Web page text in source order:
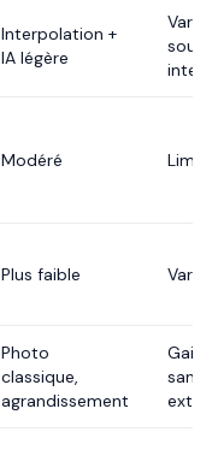
Interpolation +
IA légère
Modéré
Plus faible
Photo
classique,
agrandissement
Gain
sans